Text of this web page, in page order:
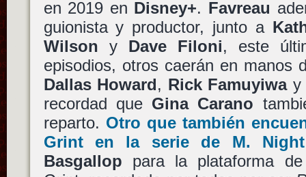
en 2019 en Disney+. Favreau
guionista y productor, junto a
Wilson y Dave Filoni, este
episodios, otros caerán en manos
Dallas Howard, Rick Famuyiwa
recordad que Gina Carano
reparto. Otro que también
Grinten la serie de M. Night
Basgallop para la plataforma